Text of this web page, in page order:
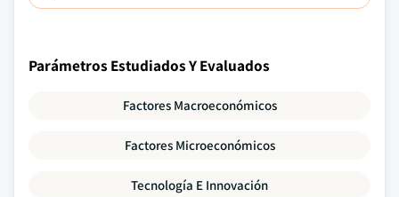
Parámetros Estudiados Y Evaluados
Factores Macroeconómicos
Factores Microeconómicos
Tecnología E Innovación